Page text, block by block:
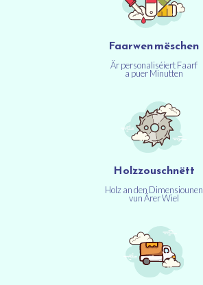
Faarwen mëschen
Är personaliséiert Faarf
a puer Minutten
Holzzouschnëtt
Holz an den Dimensiounen
vun Ärer Wiel